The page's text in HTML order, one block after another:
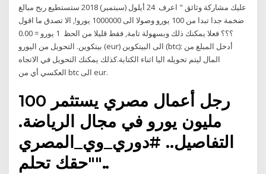
عليك مشاركة وثائق " اعرف 24 أيلول (سبتمبر) 2018 ستستطيع ربح مبالغ
ضخمة جدا تبدا من 100 يورو وصولا الى 1000000 يورو!, الا تصدق ما اقول
؟؟؟ فعلا يمكنك ذلك وبسهولة تامة, فقط قليلا من الحظ 1 يورو = 0.00
بيتكوين. التحويل من اليورو (eur) الى البيتكوين (btc): أدخل المبلغ من
المال ليتم تحويله اليا اثناء الكتابة.كذلك يمكنك التحويل في الاتجاه
العكسي أي من btc الى eur.
رجل أعمال مصري يستثمر 100
مليون يورو في مجال الرياضة.
التفاصيل.. #دوري_وي_المصري
"حقك تحلم"..